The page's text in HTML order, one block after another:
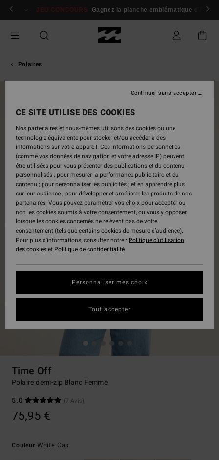
Passer
Se connecter / s'inscrire
JEU CONCOURS Gagnez la planche emblématique d'Andy
Polaires
Time Off
Polaire demi-zip Blanc Femme
5.0
(7 Avis)
75,95 €
Couleur White Cap
CE SITE UTILISE DES COOKIES
Nos partenaires et nous-mêmes utilisons des cookies ou une
technologie équivalente pour stocker et/ou accéder à des
informations sur votre appareil. Ces informations personnelles
(comme vos données de navigation et votre adresse IP) peuvent
être utilisées pour vous présenter des publications et du contenu
personnalisés ; pour mesurer la performance publicitaire et du
contenu ; pour personnaliser les publicités ; et en apprendre plus
sur leur audience ; pour développer et améliorer les produits de nos
partenaires. Vous pouvez paramétrer vos choix pour accepter ou
non les cookies soumis à votre consentement, ou vous y opposer
lorsque les cookies concernés ne relèvent pas de votre
consentement (tels que certains cookies de mesure d’audience).
Pour plus d'informations, consultez notre : Politique d'utilisation
des cookieset Politique de confidentialité
Personnaliser mes choix
Continuer sans accepter
Tout accepter